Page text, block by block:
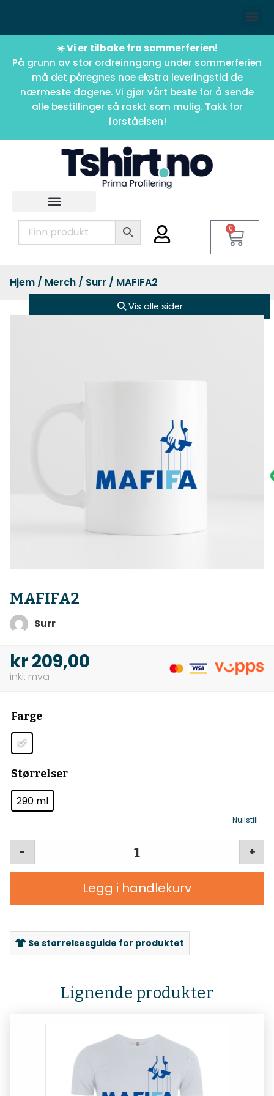
☀️ Vi er tilbake fra sommerferien!
På grunn av stor ordreinngang under sommerferien
må det påregnes noe ekstra leveringstid de
nærmeste dagene. Vi gjør vårt beste for å sende
alle bestillinger så raskt som mulig. Takk for
forståelsen!
0
Hjem / Merch / Surr / MAFIFA2
Vis alle sider
MAFIFA2
Surr
kr209,00
Farge
Størrelser
290 ml
Nullstill
+
-
Legg i handlekurv
Se størrelsesguide for produktet
Lignende produkter